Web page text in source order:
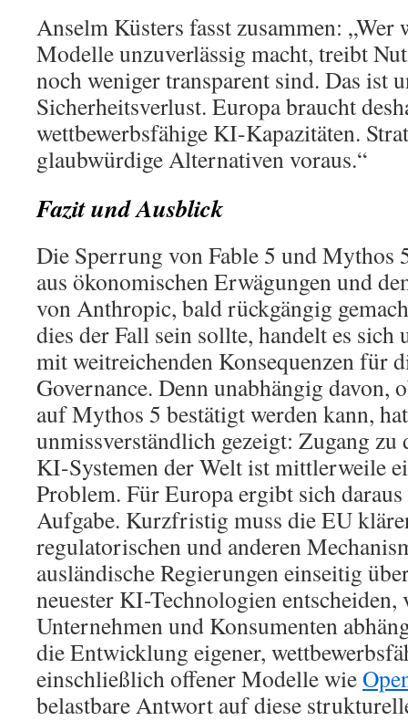
Anselm Küsters fasst zusammen:
Modelle unzuverlässig macht, treibt
noch weniger transparent sind. Das ist
Sicherheitsverlust. Europa braucht
wettbewerbsfähige KI-Kapazitäten.
glaubwürdige Alternativen voraus.“
Fazit und Ausblick
Die Sperrung von Fable 5 und Mythos
aus ökonomischen Erwägungen und
von Anthropic, bald rückgängig
dies der Fall sein sollte, handelt es sich
mit weitreichenden Konsequenzen für
Governance. Denn unabhängig
auf Mythos 5 bestätigt werden kann,
unmissverständlich gezeigt: Zugang zu
KI-Systemen der Welt ist mittlerweile
Problem. Für Europa ergibt sich
Aufgabe. Kurzfristig muss die EU
regulatorischen und anderen
ausländische Regierungen einseitig
neuester KI-Technologien entscheiden,
Unternehmen und Konsumenten
die Entwicklung eigener,
einschließlich offener Modelle wie
belastbare Antwort auf diese